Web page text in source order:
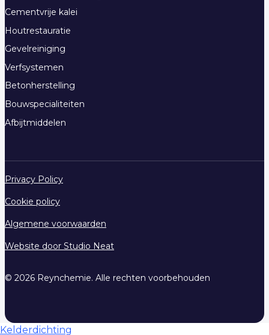
Cementvrije kalei
Houtrestauratie
Gevelreiniging
Verfsystemen
Betonherstelling
Bouwspecialiteiten
Afbijtmiddelen
© 2026 Reynchemie. Alle rechten voorbehouden
Privacy Policy
Cookie policy
Algemene voorwaarden
Website door Studio Neat
Kelderdichting